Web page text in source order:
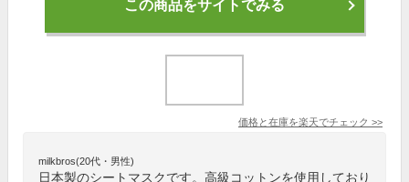
この商品をサイトでみる
価格と在庫を楽天でチェック >>
milkbros(20代・男性)
日本製のシートマスクです。高級コットンを使用しており